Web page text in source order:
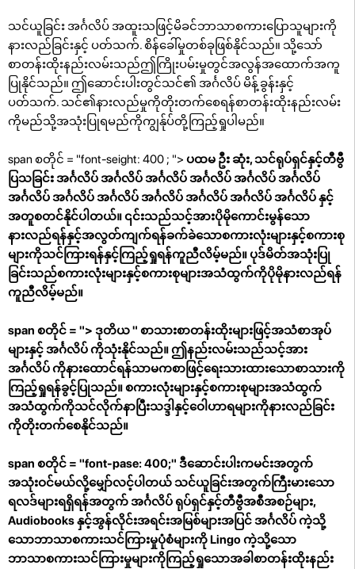
သင်ယူခြင်း အင်္ဂလိပ် အထူးသဖြင့်မိခင်ဘာသာစကားပြောသူများကို
နားလည်ခြင်းနှင့် ပတ်သက်. စိန်ခေါ်မှုတစ်ခုဖြစ်နိုင်သည်။ သို့သော်
စာတန်းထိုးနည်းလမ်းသည်ဤကြိုးပမ်းမှုတွင်အလွန်အထောက်အကူ
ပြုနိုင်သည်။ ဤဆောင်းပါးတွင်သင်၏ အင်္ဂလိပ် မိန့်ခွန်းနှင့်
ပတ်သက်. သင်၏နားလည်မှုကိုတိုးတက်စေရန်စာတန်းထိုးနည်းလမ်း
ကိုမည်သို့အသုံးပြုရမည်ကိုကျွန်ုပ်တို့ကြည့်ရှုပါမည်။
span စတိုင် = "font-seight: 400 ; "> ပထမ ဦး ဆုံး, သင်ရုပ်ရှင်နှင့်တီဗွီ
ပြသခြင်း အင်္ဂလိပ် အင်္ဂလိပ် အင်္ဂလိပ် အင်္ဂလိပ် အင်္ဂလိပ် အင်္ဂလိပ်
အင်္ဂလိပ် အင်္ဂလိပ် အင်္ဂလိပ် အင်္ဂလိပ် အင်္ဂလိပ် အင်္ဂလိပ် အင်္ဂလိပ် နှင့်
အတူစတင်နိုင်ပါတယ်။ ၎င်းသည်သင့်အားပိုမိုကောင်းမွန်သော
နားလည်ရန်နှင့်အလွတ်ကျက်ရန်ခက်ခဲသောစကားလုံးများနှင့်စကားစု
များကိုသင်ကြားရန်နှင့်ကြည့်ရှုရန်ကူညီလိမ့်မည်။ ပုဒ်မိတ်အသုံးပြု
ခြင်းသည်စကားလုံးများနှင့်စကားစုများအသံထွက်ကိုပိုမိုနားလည်ရန်
ကူညီလိမ့်မည်။
span စတိုင် = "> ဒုတိယ" စာသားစာတန်းထိုးများဖြင့်အသံစာအုပ်
များနှင့် အင်္ဂလိပ် ကိုသုံးနိုင်သည်။ ဤနည်းလမ်းသည်သင့်အား
အင်္ဂလိပ် ကိုနားထောင်ရန်သာမကစာဖြင့်ရေးသားထားသောစာသားကို
ကြည့်ရှုရန်ခွင့်ပြုသည်။ စကားလုံးများနှင့်စကားစုများအသံထွက်
အသံထွက်ကိုသင်လိုက်နာပြီးသဒ္ဒါနှင့်ဝေါဟာရများကိုနားလည်ခြင်း
ကိုတိုးတက်စေနိုင်သည်။
span စတိုင် = "font-pase: 400;" ဒီဆောင်းပါးကမင်းအတွက်
အသုံးဝင်မယ်လို့မျှော်လင့်ပါတယ် သင်ယူခြင်းအတွက်ကြီးမားသော
ရလဒ်များရရှိရန်အတွက် အင်္ဂလိပ် ရုပ်ရှင်နှင့်တီဗွီအစီအစဉ်များ,
Audiobooks နှင့်အွန်လိုင်းအရင်းအမြစ်များအပြင် အင်္ဂလိပ် ကဲ့သို့
သောဘာသာစကားသင်ကြားမှုပုံစံများကို Lingo ကဲ့သို့သော
ဘာသာစကားသင်ကြားမှုများကိုကြည့်ရှုသောအခါစာတန်းထိုးနည်း